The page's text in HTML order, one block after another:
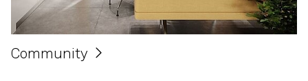
Community